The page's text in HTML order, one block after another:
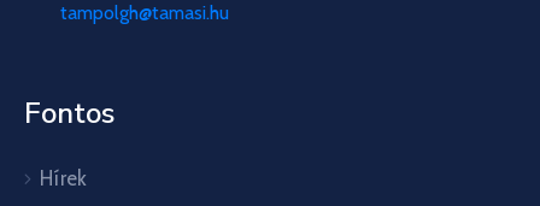
tampolgh@tamasi.hu
Fontos
Hírek